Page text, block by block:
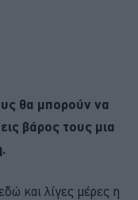
θα μπορούν να
βάρος τους μια
και λίγες μέρες η